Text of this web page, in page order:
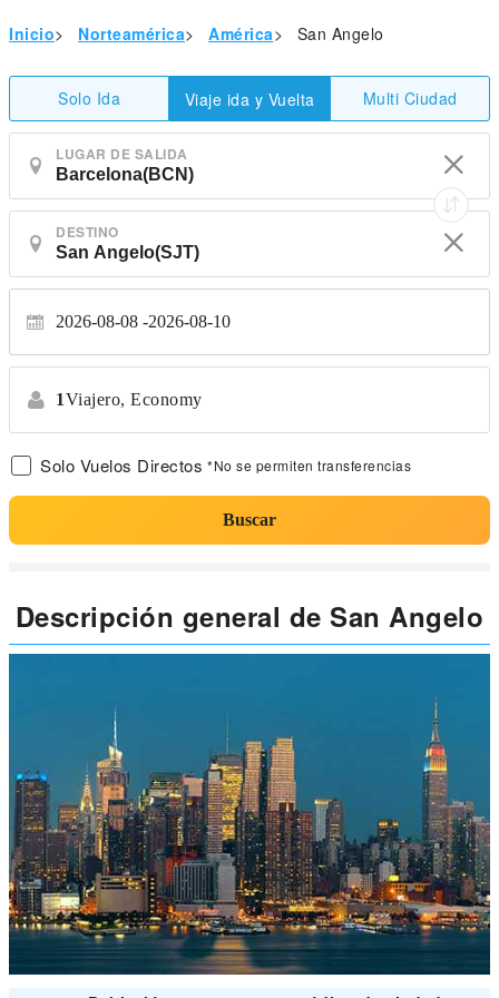
Inicio> Norteamérica> América> San Angelo
Solo Ida Viaje ida y Vuelta Multi Ciudad
LUGAR DE SALIDA
DESTINO
2026-08-08 2026-08-10
1Viajero, Economy
Solo Vuelos Directos *No se permiten transferencias
Buscar
Descripción general de San Angelo